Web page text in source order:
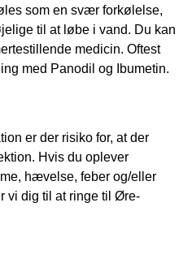
som en svær forkølelse,
til at løbe i vand. Du kan
medicin. Oftest
med Panodil og Ibumetin.
er der risiko for, at der
Hvis du oplever
hævelse, feber og/eller
vi dig til at ringe til Øre-